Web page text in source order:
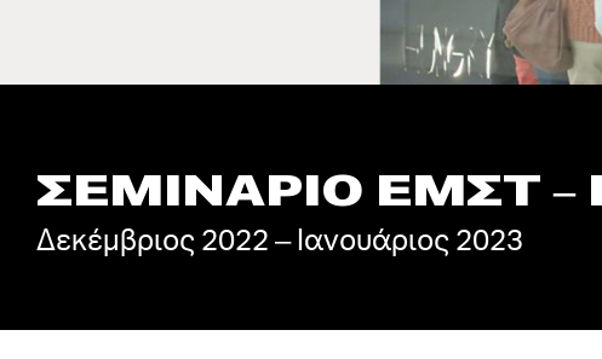
ΣΕΜΙΝΑΡΙΟ ΕΜΣΤ –
Δεκέμβριος 2022 – Ιανουάριος 2023